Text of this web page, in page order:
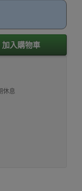
加入購物車
休息